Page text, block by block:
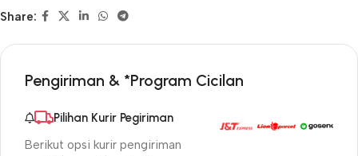
Share:
Pengiriman & *Program Cicilan
Pilihan Kurir Pegiriman
Berikut opsi kurir pengiriman